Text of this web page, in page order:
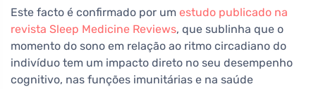
Este facto é confirmado por um estudo publicado na
revista Sleep Medicine Reviews, que sublinha que o
momento do sono em relação ao ritmo circadiano do
indivíduo tem um impacto direto no seu desempenho
cognitivo, nas funções imunitárias e na saúde